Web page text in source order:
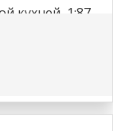
кухней, 1:87,